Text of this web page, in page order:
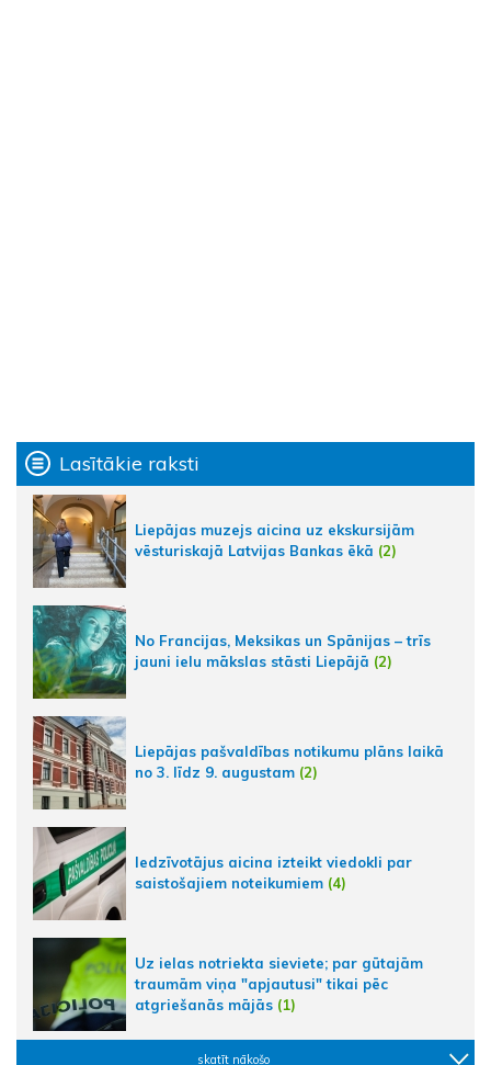
Lasītākie raksti
Liepājas muzejs aicina uz ekskursijām
vēsturiskajā Latvijas Bankas ēkā (2)
No Francijas, Meksikas un Spānijas – trīs
jauni ielu mākslas stāsti Liepājā (2)
Liepājas pašvaldības notikumu plāns laikā
no 3. līdz 9. augustam (2)
Iedzīvotājus aicina izteikt viedokli par
saistošajiem noteikumiem (4)
Uz ielas notriekta sieviete; par gūtajām
traumām viņa "apjautusi" tikai pēc
atgriešanās mājās (1)
skatīt nākošo